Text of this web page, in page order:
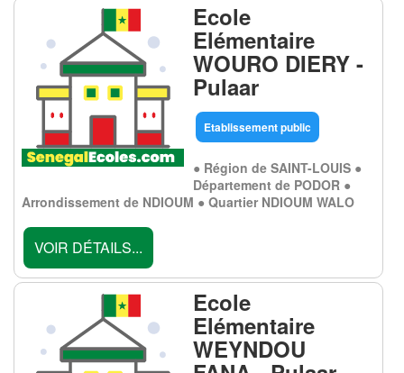
Ecole
Elémentaire
WOURO DIERY -
Pulaar
Etablissement public
● Région de SAINT-LOUIS ●
Département de PODOR ●
Arrondissement de NDIOUM ● Quartier NDIOUM WALO
VOIR DÉTAILS...
Ecole
Elémentaire
WEYNDOU